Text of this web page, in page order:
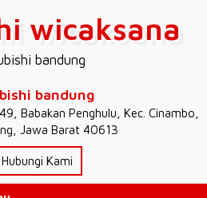
wicaksana
bandung
bandung
Babakan Penghulu, Kec. Cinambo,
Jawa Barat 40613
Hubungi Kami